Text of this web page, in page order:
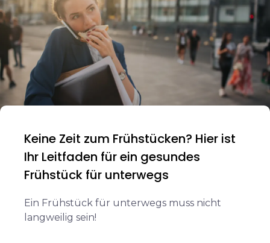
Keine Zeit zum Frühstücken? Hier ist
Ihr Leitfaden für ein gesundes
Frühstück für unterwegs
Ein Frühstück für unterwegs muss nicht
langweilig sein!